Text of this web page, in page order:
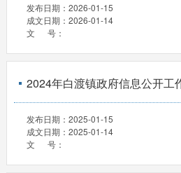
发布日期： 2026-01-15
成文日期： 2026-01-14
文 号：
2024年白渡镇政府信息公开工
发布日期： 2025-01-15
成文日期： 2025-01-14
文 号：